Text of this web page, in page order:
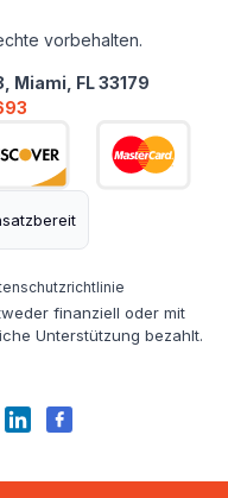
vorbehalten.
Miami, FL 33179
finanziell oder mit
Unterstützung bezahlt.